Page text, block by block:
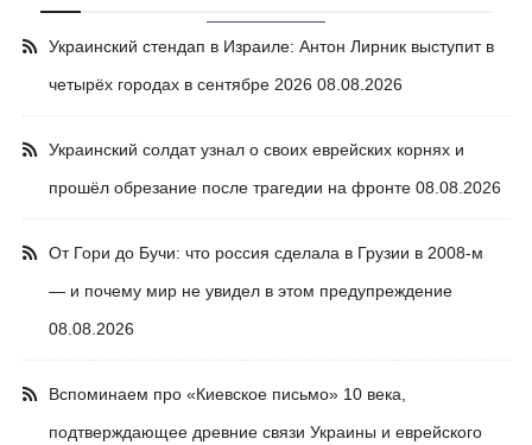
Украинский стендап в Израиле: Антон Лирник выступит в
четырёх городах в сентябре 2026 08.08.2026
Украинский солдат узнал о своих еврейских корнях и
прошёл обрезание после трагедии на фронте 08.08.2026
От Гори до Бучи: что россия сделала в Грузии в 2008-м
— и почему мир не увидел в этом предупреждение
08.08.2026
Вспоминаем про «Киевское письмо» 10 века,
подтверждающее древние связи Украины и еврейского